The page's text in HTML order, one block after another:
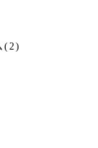
(2)